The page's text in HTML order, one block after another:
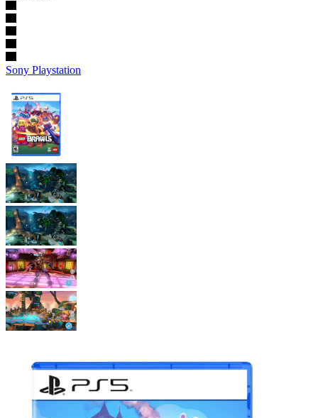
Sony Playstation